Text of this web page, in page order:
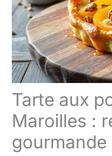
Tarte aux
Maroilles :
gourmande